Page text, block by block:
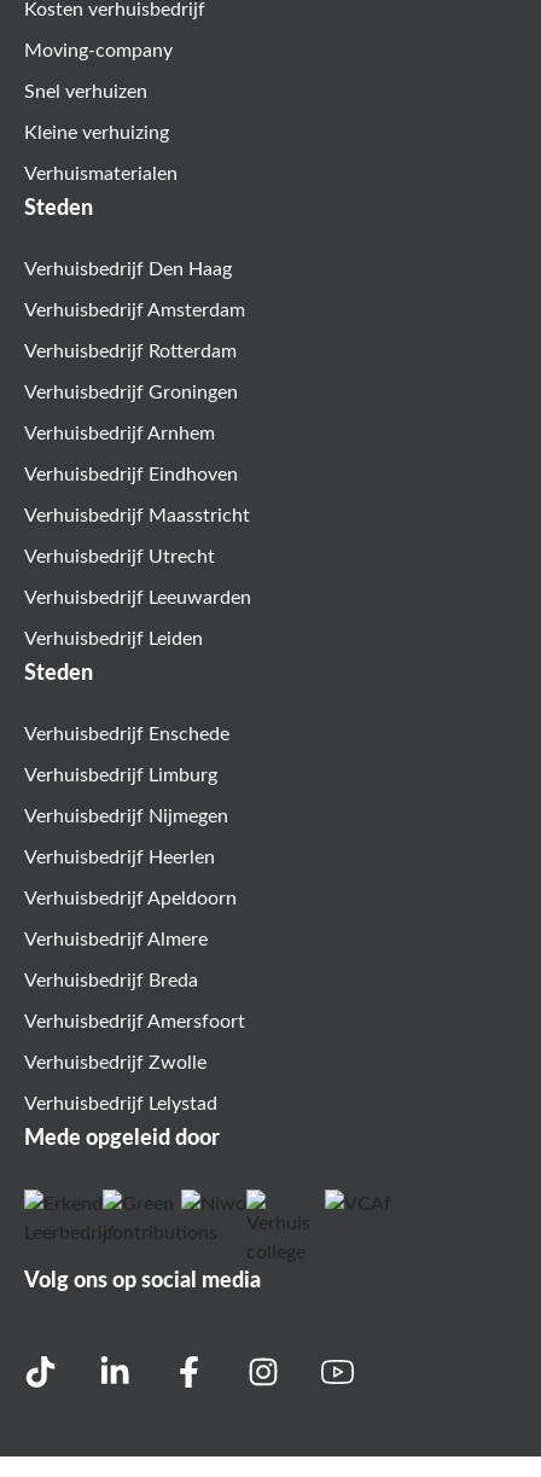
Kosten verhuisbedrijf
Moving-company
Snel verhuizen
Kleine verhuizing
Verhuismaterialen
Steden
Verhuisbedrijf Den Haag
Verhuisbedrijf Amsterdam
Verhuisbedrijf Rotterdam
Verhuisbedrijf Groningen
Verhuisbedrijf Arnhem
Verhuisbedrijf Eindhoven
Verhuisbedrijf Maasstricht
Verhuisbedrijf Utrecht
Verhuisbedrijf Leeuwarden
Verhuisbedrijf Leiden
Steden
Verhuisbedrijf Enschede
Verhuisbedrijf Limburg
Verhuisbedrijf Nijmegen
Verhuisbedrijf Heerlen
Verhuisbedrijf Apeldoorn
Verhuisbedrijf Almere
Verhuisbedrijf Breda
Verhuisbedrijf Amersfoort
Verhuisbedrijf Zwolle
Verhuisbedrijf Lelystad
Mede opgeleid door
Volg ons op social media